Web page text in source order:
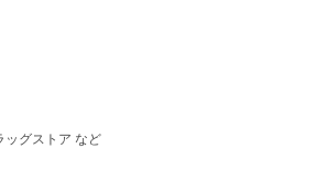
ッグストア など